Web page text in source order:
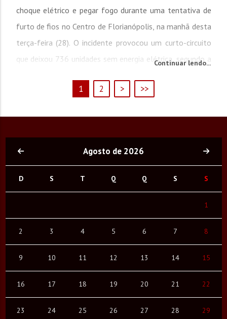
choque elétrico e pegar fogo durante uma tentativa de
furto de fios no Centro de Florianópolis, na manhã desta
terça-feira (28). O incidente provocou um curto-circuito
que deixou 736 unidades sem energia elétrica, segundo a
Santa Catarina (PMSC), o homem tentou retirar cabos de
Continuar lendo...
1 2 > >>
Agosto de 2026
D S T Q Q S S
1
2 3 4 5 6 7 8
9 10 11 12 13 14 15
16 17 18 19 20 21 22
23 24 25 26 27 28 29